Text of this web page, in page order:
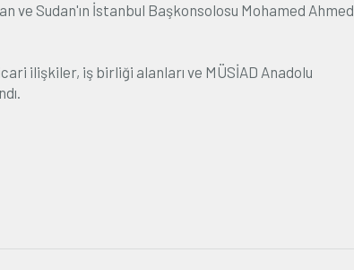
ve Sudan'ın İstanbul Başkonsolosu Mohamed Ahmed
ilişkiler, iş birliği alanları ve MÜSİAD Anadolu